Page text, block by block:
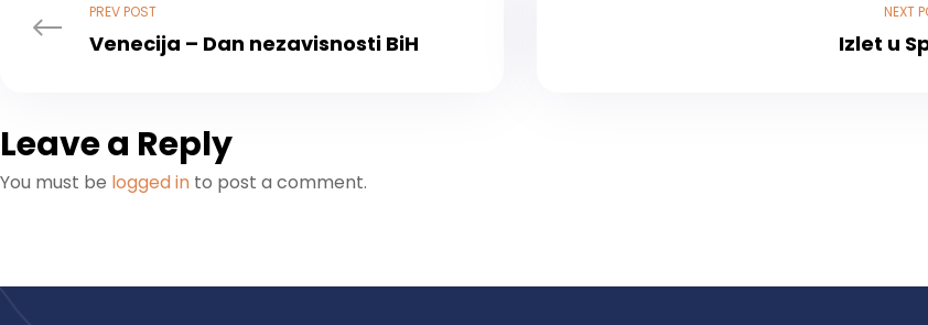
PREV POST
Venecija – Dan nezavisnosti BiH
NEXT
Izlet u
Leave a Reply
You must be logged in to post a comment.